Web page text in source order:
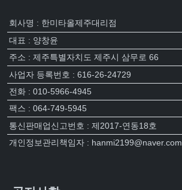
회사명 : 한미타올제주대리점
대표 : 양창윤
주소 : 제주특별자치도 제주시 삼무로 66
사업자 등록번호 : 616-26-24729
전화 : 010-5966-4945
팩스 : 064-749-5945
통신판매업신고번호 : 제2017-연동18호
개인정보관리책임자 : hanmi2199@naver.com